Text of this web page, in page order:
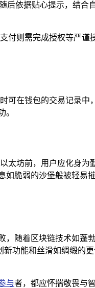
后依据贴心提示，结合
付则需完成授权等严谨
可在钱包的交易记录中
。
太坊前，用户应化身为
脆弱的沙堡般被轻易
，随着区块链技术如蓬
功能和丝滑如绸缎的
与者，都应怀揣敬畏与